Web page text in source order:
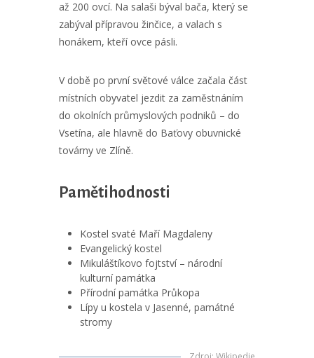
až 200 ovcí. Na salaši býval bača, který se
zabýval přípravou žinčice, a valach s
honákem, kteří ovce pásli.
V době po první světové válce začala část
místních obyvatel jezdit za zaměstnáním
do okolních průmyslových podniků – do
Vsetína, ale hlavně do Baťovy obuvnické
továrny ve Zlíně.
Pamětihodnosti
Kostel svaté Maří Magdaleny
Evangelický kostel
Mikuláštíkovo fojtství – národní
kulturní památka
Přírodní památka Průkopa
Lípy u kostela v Jasenné, památné
stromy